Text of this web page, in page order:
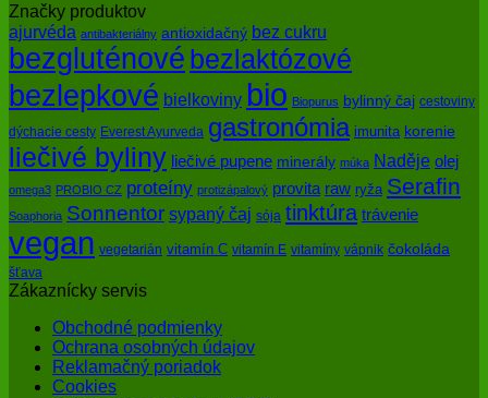
ovplyvňujú
zdravie
Značky produktov
ajurvéda antibakteriálny antioxidačný bez cukru
bezgluténové bezlaktózové
bezlepkové bielkoviny bio Biopurus bylinný čaj cestoviny
dýchacie cesty Everest Ayurveda gastronómia imunita korenie
liečivé byliny liečivé pupene minerály múka Naděje olej
omega3 PROBIO CZ proteíny protizápalový provita raw ryža Serafin
Soaphoria Sonnentor sypaný čaj sója tinktúra trávenie
vegan vegetarián vitamín C vitamín E vitamíny vápnik čokoláda
šťava
Zákaznícky servis
Obchodné podmienky
Ochrana osobných údajov
Reklamačný poriadok
Cookies